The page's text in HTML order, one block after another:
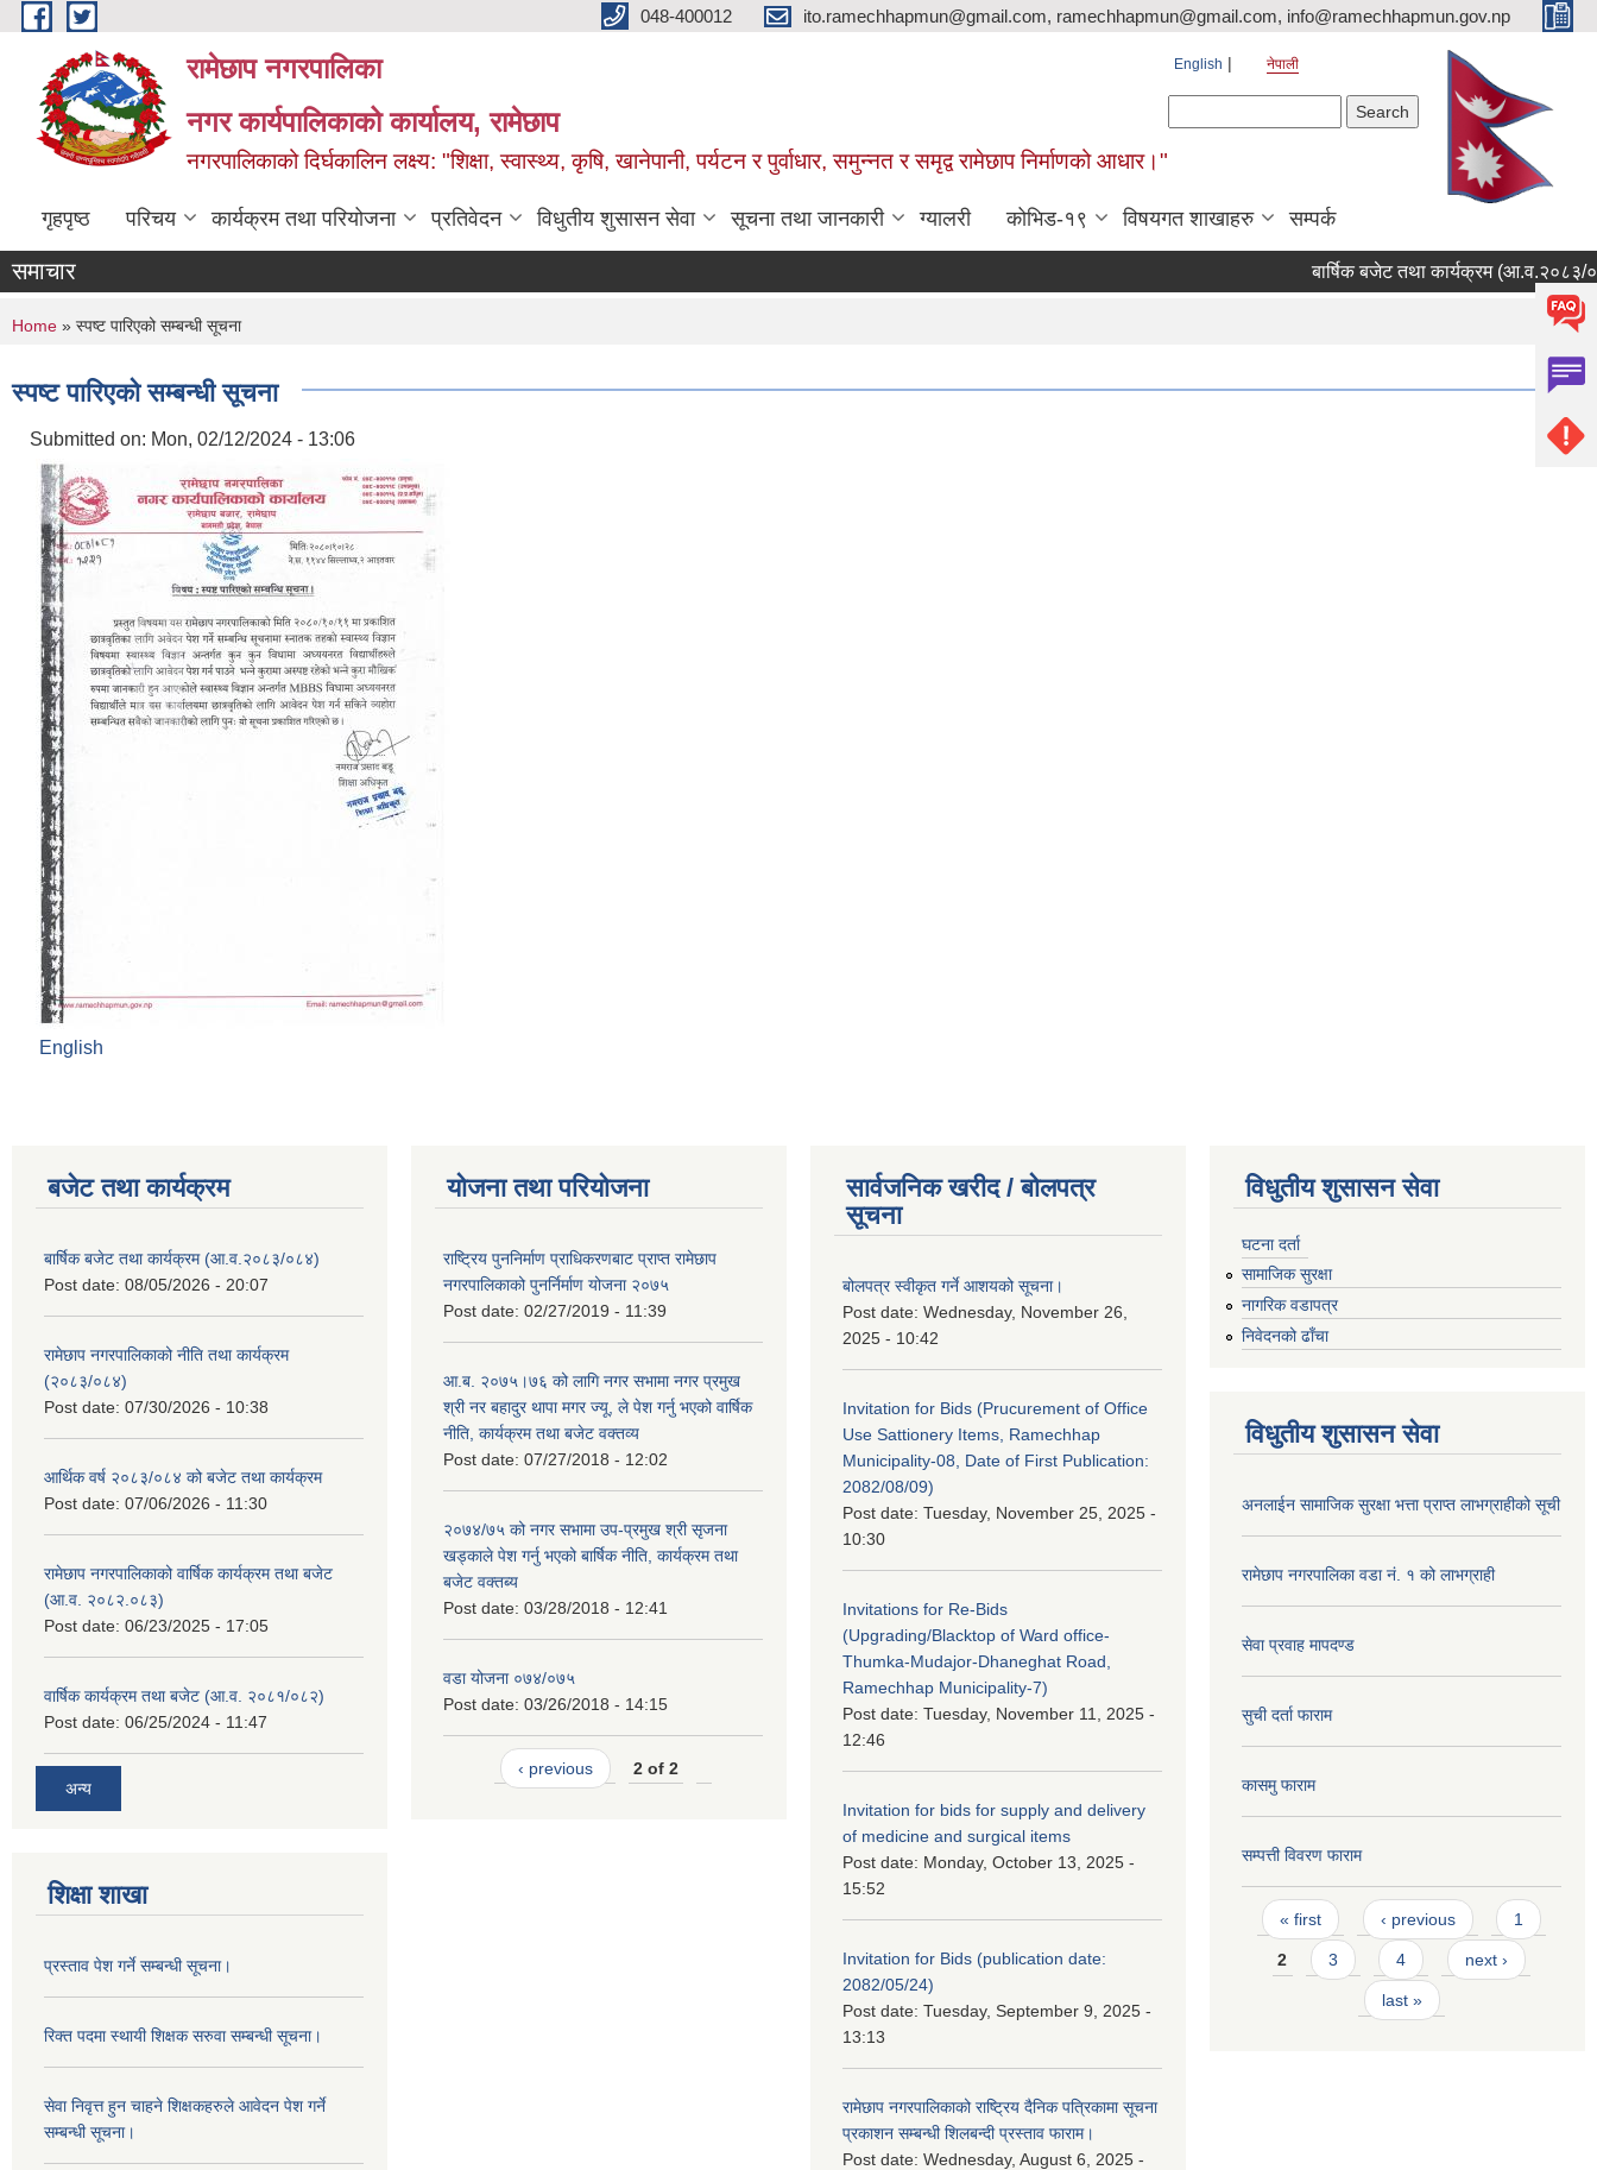
Skip to main content 048-400012 ito.ramechhapmun@gmail.com, ramechhapmun@gmail.com, info@ramechhapmun.gov.np
रामेछाप नगरपालिका
नगर कार्यपालिकाको कार्यालय, रामेछाप
नगरपालिकाको दिर्घकालिन लक्ष्य: "शिक्षा, स्वास्थ्य, कृषि, खानेपानी, पर्यटन र पुर्वाधार, समुन्नत र समृद्व रामेछाप निर्माणको आधार।"
English नेपाली
गृहपृष्ठ परिचय कार्यक्रम तथा परियोजना प्रतिवेदन विधुतीय शुसासन सेवा सूचना तथा जानकारी ग्यालरी कोभिड-१९ विषयगत शाखाहरु सम्पर्क
समाचार बार्षिक बजेट तथा कार्यक्रम (आ.व.२०८३/०८४)
You are here
Home » स्पष्ट पारिएको सम्बन्धी सूचना
स्पष्ट पारिएको सम्बन्धी सूचना
Submitted on: Mon, 02/12/2024 - 13:06
English
बजेट तथा कार्यक्रम
बार्षिक बजेट तथा कार्यक्रम (आ.व.२०८३/०८४)
Post date: 08/05/2026 - 20:07
रामेछाप नगरपालिकाको नीति तथा कार्यक्रम
(२०८३/०८४)
Post date: 07/30/2026 - 10:38
आर्थिक वर्ष २०८३/०८४ को बजेट तथा कार्यक्रम
Post date: 07/06/2026 - 11:30
रामेछाप नगरपालिकाको वार्षिक कार्यक्रम तथा बजेट
(आ.व. २०८२.०८३)
Post date: 06/23/2025 - 17:05
वार्षिक कार्यक्रम तथा बजेट (आ.व. २०८१/०८२)
Post date: 06/25/2024 - 11:47
अन्य
शिक्षा शाखा
प्रस्ताव पेश गर्ने सम्बन्धी सूचना।
रिक्त पदमा स्थायी शिक्षक सरुवा सम्बन्धी सूचना।
सेवा निवृत्त हुन चाहने शिक्षकहरुले आवेदन पेश गर्ने
सम्बन्धी सूचना।
योजना तथा परियोजना
राष्ट्रिय पुननिर्माण प्राधिकरणबाट प्राप्त रामेछाप
नगरपालिकाको पुनर्निर्माण योजना २०७५
Post date: 02/27/2019 - 11:39
आ.ब. २०७५।७६ को लागि नगर सभामा नगर प्रमुख
श्री नर बहादुर थापा मगर ज्यू, ले पेश गर्नु भएको वार्षिक
नीति, कार्यक्रम तथा बजेट वक्तव्य
Post date: 07/27/2018 - 12:02
२०७४/७५ को नगर सभामा उप-प्रमुख श्री सृजना
खड्काले पेश गर्नु भएको बार्षिक नीति, कार्यक्रम तथा
बजेट वक्तब्य
Post date: 03/28/2018 - 12:41
वडा योजना ०७४/०७५
Post date: 03/26/2018 - 14:15
‹ previous 2 of 2
सार्वजनिक खरीद / बोलपत्र
सूचना
बोलपत्र स्वीकृत गर्ने आशयको सूचना।
Post date: Wednesday, November 26,
2025 - 10:42
Invitation for Bids (Prucurement of Office
Use Sattionery Items, Ramechhap
Municipality-08, Date of First Publication:
2082/08/09)
Post date: Tuesday, November 25, 2025 -
10:30
Invitations for Re-Bids
(Upgrading/Blacktop of Ward office-
Thumka-Mudajor-Dhaneghat Road,
Ramechhap Municipality-7)
Post date: Tuesday, November 11, 2025 -
12:46
Invitation for bids for supply and delivery
of medicine and surgical items
Post date: Monday, October 13, 2025 -
15:52
Invitation for Bids (publication date:
2082/05/24)
Post date: Tuesday, September 9, 2025 -
13:13
रामेछाप नगरपालिकाको राष्ट्रिय दैनिक पत्रिकामा सूचना
प्रकाशन सम्बन्धी शिलबन्दी प्रस्ताव फाराम।
Post date: Wednesday, August 6, 2025 -
विधुतीय शुसासन सेवा
घटना दर्ता
सामाजिक सुरक्षा
नागरिक वडापत्र
निवेदनको ढाँचा
विधुतीय शुसासन सेवा
अनलाईन सामाजिक सुरक्षा भत्ता प्राप्त लाभग्राहीको सूची
रामेछाप नगरपालिका वडा नं. १ को लाभग्राही
सेवा प्रवाह मापदण्ड
सुची दर्ता फाराम
कासमु फाराम
सम्पत्ती विवरण फाराम
Pages
« first ‹ previous 1
2 3 4 next ›
last »